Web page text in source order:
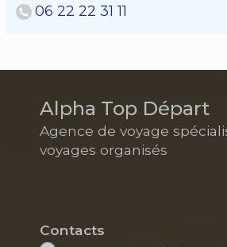
06 22 22 31 11
Alpha Top Départ
Agence de voyage
voyages organisés
Contacts